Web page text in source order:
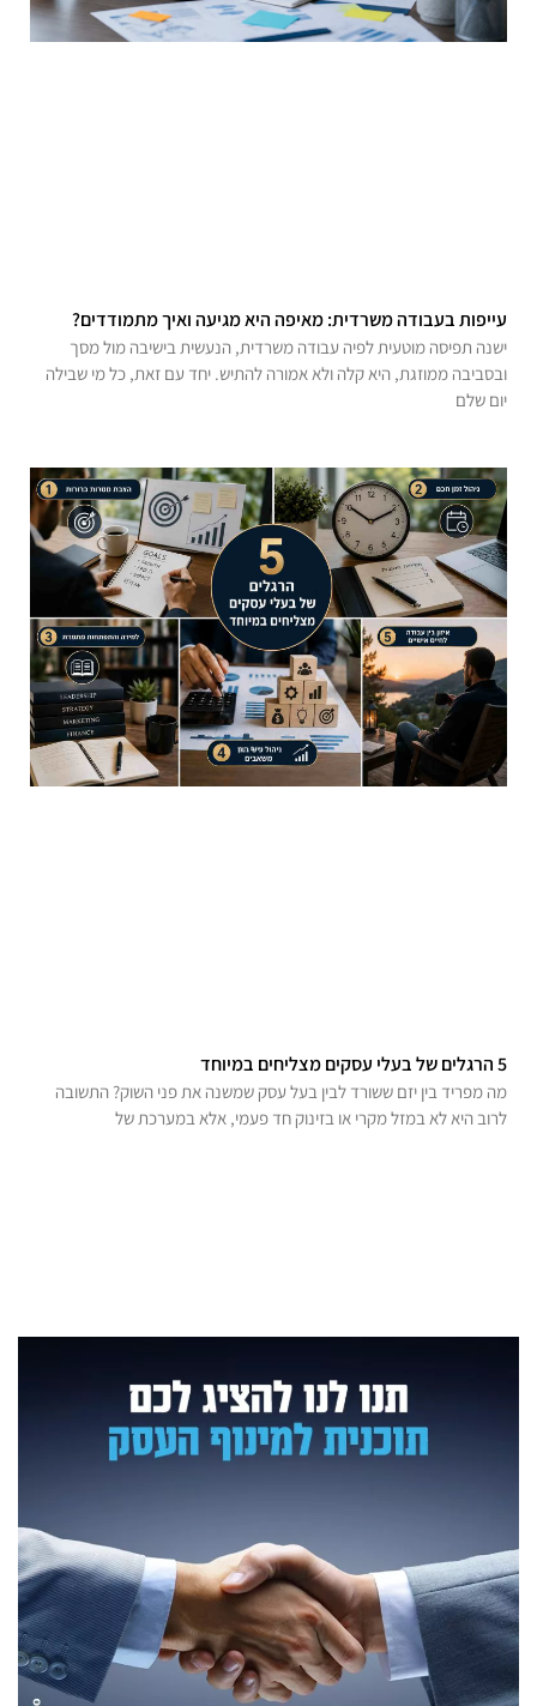
עייפות בעבודה משרדית: מאיפה היא מגיעה ואיך מתמודדים?
ישנה תפיסה מוטעית לפיה עבודה משרדית, הנעשית בישיבה מול מסך
ובסביבה ממוזגת, היא קלה ולא אמורה להתיש. יחד עם זאת, כל מי שבילה
יום שלם
5 הרגלים של בעלי עסקים מצליחים במיוחד
מה מפריד בין יזם ששורד לבין בעל עסק שמשנה את פני השוק? התשובה
לרוב היא לא במזל מקרי או בזינוק חד פעמי, אלא במערכת של